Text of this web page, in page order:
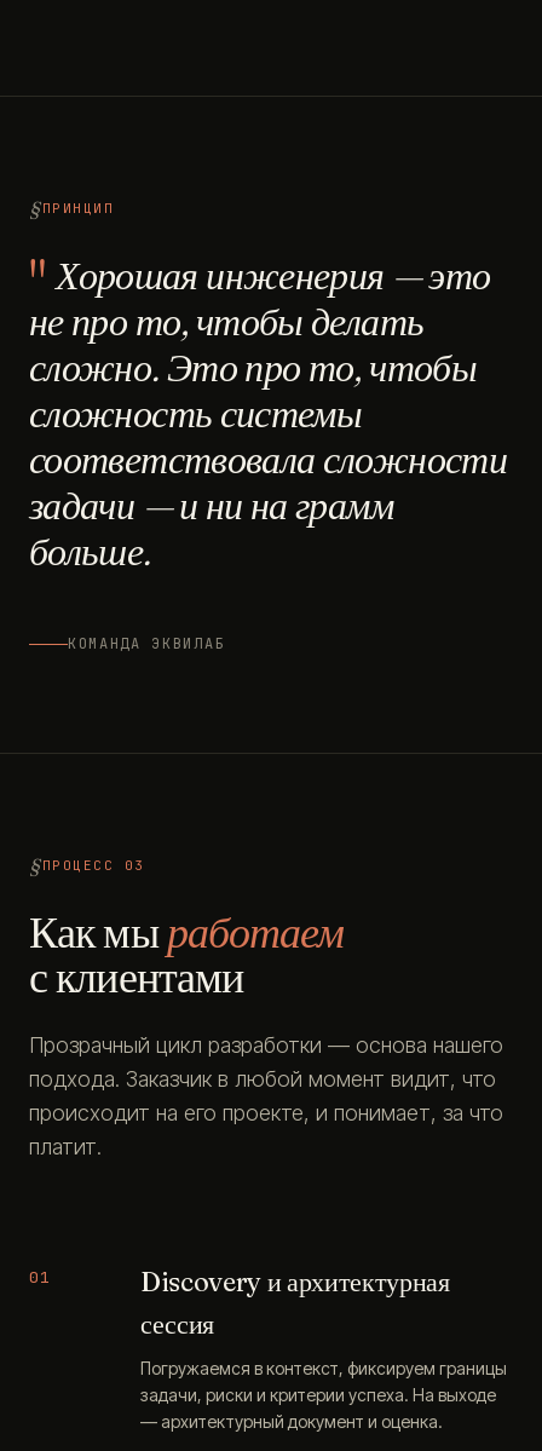
ПРИНЦИП
Хорошая инженерия — это
не про то, чтобы делать
сложно. Это про то, чтобы
сложность системы
соответствовала сложности
задачи — и ни на грамм
больше.
КОМАНДА ЭКВИЛАБ
ПРОЦЕСС 03
Как мыработаем
с клиентами
Прозрачный цикл разработки — основа нашего
подхода. Заказчик в любой момент видит, что
происходит на его проекте, и понимает, за что
платит.
01
Discovery и архитектурная
сессия
Погружаемся в контекст, фиксируем границы
задачи, риски и критерии успеха. На выходе
— архитектурный документ и оценка.